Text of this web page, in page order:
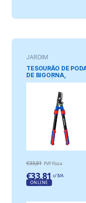
JARDIM
TESOURÃO DE
DE BIGORNA,
EXTENSÍVEL,
CAPACIDADE
DE CORTE Ø44 mm,
625 – 925 mm
€33,81 PVP Física
€33,81 c/ IVA
ONLINE